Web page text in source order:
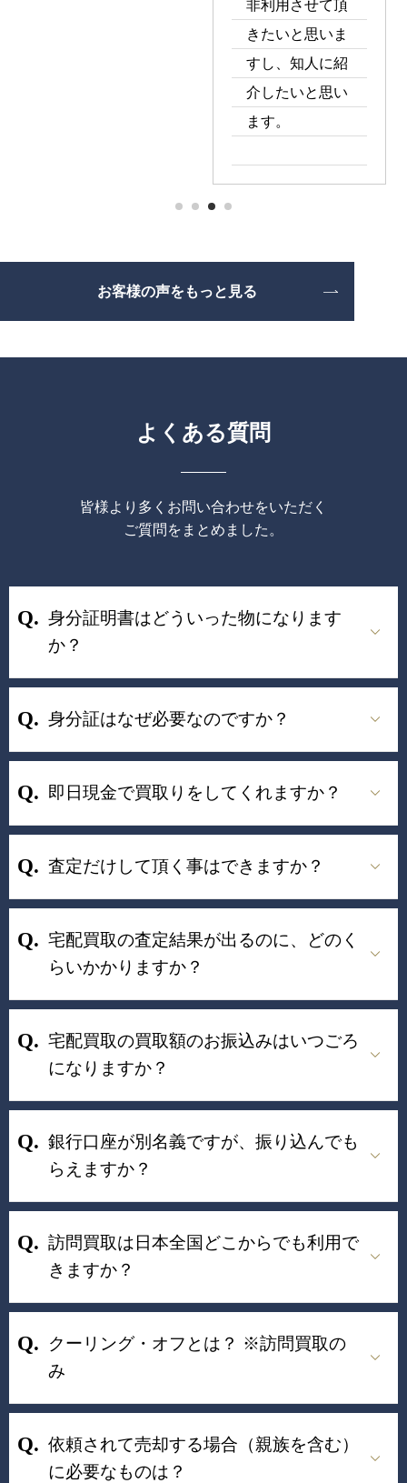
非利用させて頂
きたいと思いま
すし、知人に紹
介したいと思い
ます。
1 2 3 4
お客様の声をもっと見る
よくある質問
皆様より多くお問い合わせをいただく
ご質問をまとめました。
身分証明書はどういった物になります
か？
身分証はなぜ必要なのですか？
即日現金で買取りをしてくれますか？
査定だけして頂く事はできますか？
宅配買取の査定結果が出るのに、どのく
らいかかりますか？
宅配買取の買取額のお振込みはいつごろ
になりますか？
銀行口座が別名義ですが、振り込んでも
らえますか？
訪問買取は日本全国どこからでも利用で
きますか？
クーリング・オフとは？ ※訪問買取の
み
依頼されて売却する場合（親族を含む）
に必要なものは？